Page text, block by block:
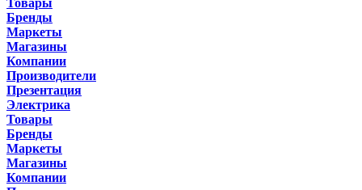
Товары
Бренды
Маркеты
Магазины
Компании
Производители
Презентация
Электрика
Товары
Бренды
Маркеты
Магазины
Компании